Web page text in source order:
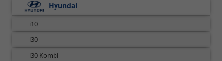
Hyundai
i10
i30
i30 Kombi